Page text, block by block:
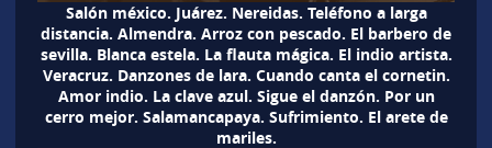
Salón méxico. Juárez. Nereidas. Teléfono a larga
distancia. Almendra. Arroz con pescado. El barbero de
sevilla. Blanca estela. La flauta mágica. El indio artista.
Veracruz. Danzones de lara. Cuando canta el cornetin.
Amor indio. La clave azul. Sigue el danzón. Por un
cerro mejor. Salamancapaya. Sufrimiento. El arete de
mariles.